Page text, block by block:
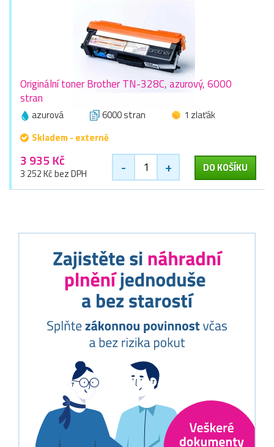
Originální toner Brother TN-328C, azurový, 6000
stran
azurová 6000 stran
1 zlaťák
Skladem - externě
3 935 Kč
3 252 Kč bez DPH - + DO KOŠÍKU